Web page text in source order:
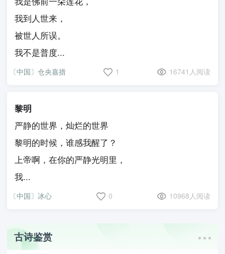
我到人世来，
被世人所误。
我不是普度...
〔中国〕仓央嘉措 1 16741人阅读
黎明
严静的世界，灿烂的世界
黎明的时候，谁感我醒了？
上帝啊，在你的严静光明里，
我...
〔中国〕冰心 0 10968人阅读
古诗鉴赏